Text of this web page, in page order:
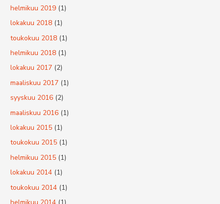
helmikuu 2019 (1)
lokakuu 2018 (1)
toukokuu 2018 (1)
helmikuu 2018 (1)
lokakuu 2017 (2)
maaliskuu 2017 (1)
syyskuu 2016 (2)
maaliskuu 2016 (1)
lokakuu 2015 (1)
toukokuu 2015 (1)
helmikuu 2015 (1)
lokakuu 2014 (1)
toukokuu 2014 (1)